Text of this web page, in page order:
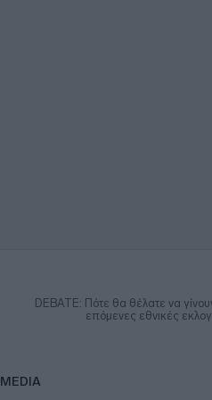
DEBATE: Πότε θα θέλατε να
επόμενες εθνικές
MEDIA